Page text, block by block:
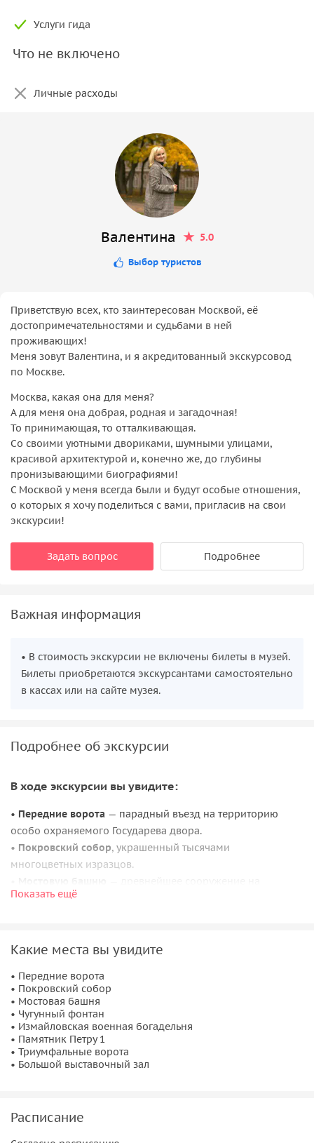
Услуги гида
Что не включено
Личные расходы
Валентина 5.0
Выбор туристов
Приветствую всех, кто заинтересован Москвой, её
достопримечательностями и судьбами в ней
проживающих!
Меня зовут Валентина, и я акредитованный экскурсовод
по Москве.
Москва, какая она для меня?
А для меня она добрая, родная и загадочная!
То принимающая, то отталкивающая.
Со своими уютными двориками, шумными улицами,
красивой архитектурой и, конечно же, до глубины
пронизывающими биографиями!
С Москвой у меня всегда были и будут особые отношения,
о которых я хочу поделиться с вами, пригласив на свои
экскурсии!
Задать вопрос Подробнее
Важная информация
• В стоимость экскурсии не включены билеты в музей.
Билеты приобретаются экскурсантами самостоятельно
в кассах или на сайте музея.
Подробнее об экскурсии
В ходе экскурсии вы увидите:
• Передние ворота — парадный въезд на территорию
особо охраняемого Государева двора.
• Покровский собор, украшенный тысячами
многоцветных изразцов.
острове. Мы раскроем её тайное предназначение.
•Измайловскую военную богадельню
А также рассмотрим памятник Петру 1, Триумфальные
ворота и по желанию посетим Большой выставочный зал.
Билеты на выставку приобретаются самостоятельно в
кассах или на сайте музея.
Показать ещё
Какие места вы увидите
• Передние ворота
• Покровский собор
• Мостовая башня
• Чугунный фонтан
• Измайловская военная богадельня
• Памятник Петру 1
• Триумфальные ворота
• Большой выставочный зал
Расписание